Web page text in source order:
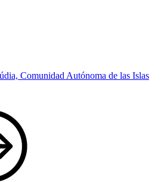
Comunidad Autónoma de las Islas